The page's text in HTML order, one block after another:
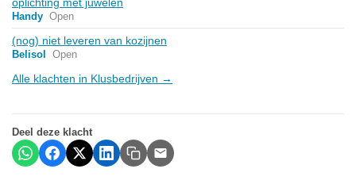
Handy Open
(nog) niet leveren van kozijnen
Belisol Open
Alle klachten in Klusbedrijven →
Deel deze klacht